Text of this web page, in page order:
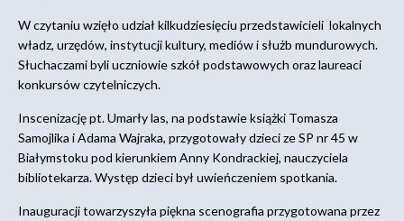
W czytaniu wzięło udział kilkudziesięciu przedstawicieli lokalnych
władz, urzędów, instytucji kultury, mediów i służb mundurowych.
Słuchaczami byli uczniowie szkół podstawowych oraz laureaci
konkursów czytelniczych.
Inscenizację pt. Umarły las, na podstawie książki Tomasza
Samojlika i Adama Wajraka, przygotowały dzieci ze SP nr 45 w
Białymstoku pod kierunkiem Anny Kondrackiej, nauczyciela
bibliotekarza. Występ dzieci był uwieńczeniem spotkania.
Inauguracji towarzyszyła piękna scenografia przygotowana przez